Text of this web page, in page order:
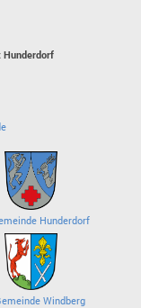
Hunderdorf
Windberg